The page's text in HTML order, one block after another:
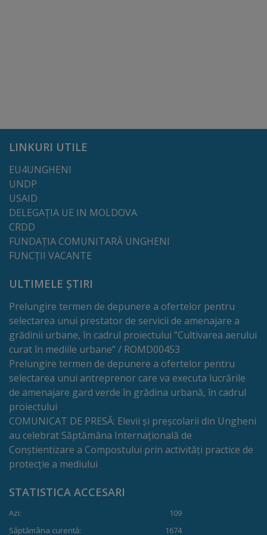
Achiziții
publice
Rezultate/Atribuiri
Planuri/
Licitații
Rezultate
Buget
și
Taxe
locale
Strategii
și
LINKURI UTILE
EU4UNGHENI
UNDP
USAID
DELEGAȚIA UE IN MOLDOVA
CRDD
FUNDAȚIA COMUNITARĂ UNGHENI
FUNCȚII VACANTE
ULTIMELE ȘTIRI
Prelungire termen de depunere a ofertelor pentru
selectarea unui prestator de servicii de amenajare a
grădinii urbane, în cadrul proiectului ”Cultivarea aerului
curat în mediile urbane” / ROMD00453
Prelungire termen de depunere a ofertelor pentru
selectarea unui antreprenor care va executa lucrările
de amenajare gard verde în grădina urbană, în cadrul
proiectului
COMUNICAT DE PRESĂ: Elevii și preșcolarii din Ungheni
au celebrat Săptămâna Internațională de
Conștientizare a Compostului prin activități practice de
protecție a mediului
STATISTICA ACCESARI
Azi:
109
Săptămâna curentă:
1674